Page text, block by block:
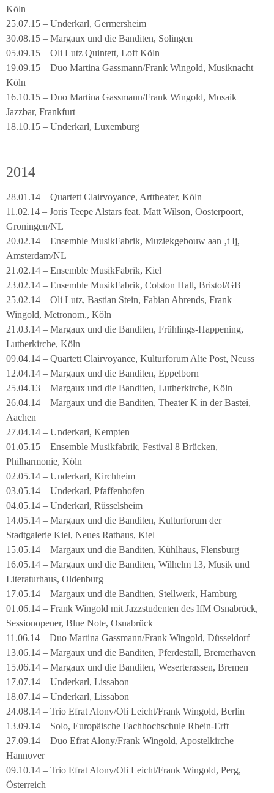
Köln
25.07.15 – Underkarl, Germersheim
30.08.15 – Margaux und die Banditen, Solingen
05.09.15 – Oli Lutz Quintett, Loft Köln
19.09.15 – Duo Martina Gassmann/Frank Wingold, Musiknacht
Köln
16.10.15 – Duo Martina Gassmann/Frank Wingold, Mosaik
Jazzbar, Frankfurt
18.10.15 – Underkarl, Luxemburg
2014
28.01.14 – Quartett Clairvoyance, Arttheater, Köln
11.02.14 – Joris Teepe Alstars feat. Matt Wilson, Oosterpoort,
Groningen/NL
20.02.14 – Ensemble MusikFabrik, Muziekgebouw aan ‚t Ij,
Amsterdam/NL
21.02.14 – Ensemble MusikFabrik, Kiel
23.02.14 – Ensemble MusikFabrik, Colston Hall, Bristol/GB
25.02.14 – Oli Lutz, Bastian Stein, Fabian Ahrends, Frank
Wingold, Metronom., Köln
21.03.14 – Margaux und die Banditen, Frühlings-Happening,
Lutherkirche, Köln
09.04.14 – Quartett Clairvoyance, Kulturforum Alte Post, Neuss
12.04.14 – Margaux und die Banditen, Eppelborn
25.04.13 – Margaux und die Banditen, Lutherkirche, Köln
26.04.14 – Margaux und die Banditen, Theater K in der Bastei,
Aachen
27.04.14 – Underkarl, Kempten
01.05.15 – Ensemble Musikfabrik, Festival 8 Brücken,
Philharmonie, Köln
02.05.14 – Underkarl, Kirchheim
03.05.14 – Underkarl, Pfaffenhofen
04.05.14 – Underkarl, Rüsselsheim
14.05.14 – Margaux und die Banditen, Kulturforum der
Stadtgalerie Kiel, Neues Rathaus, Kiel
15.05.14 – Margaux und die Banditen, Kühlhaus, Flensburg
16.05.14 – Margaux und die Banditen, Wilhelm 13, Musik und
Literaturhaus, Oldenburg
17.05.14 – Margaux und die Banditen, Stellwerk, Hamburg
01.06.14 – Frank Wingold mit Jazzstudenten des IfM Osnabrück,
Sessionopener, Blue Note, Osnabrück
11.06.14 – Duo Martina Gassmann/Frank Wingold, Düsseldorf
13.06.14 – Margaux und die Banditen, Pferdestall, Bremerhaven
15.06.14 – Margaux und die Banditen, Weserterassen, Bremen
17.07.14 – Underkarl, Lissabon
18.07.14 – Underkarl, Lissabon
24.08.14 – Trio Efrat Alony/Oli Leicht/Frank Wingold, Berlin
13.09.14 – Solo, Europäische Fachhochschule Rhein-Erft
27.09.14 – Duo Efrat Alony/Frank Wingold, Apostelkirche
Hannover
09.10.14 – Trio Efrat Alony/Oli Leicht/Frank Wingold, Perg,
Österreich